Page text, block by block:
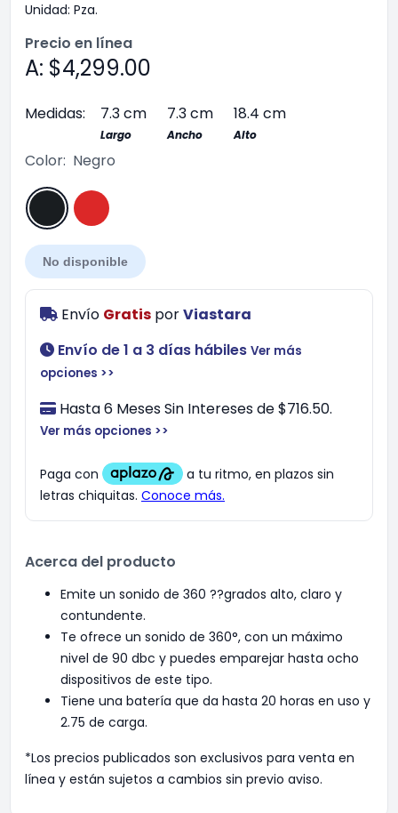
Unidad: Pza.
Precio en línea
A: $4,299.00
Medidas: 7.3 cm 7.3 cm 18.4 cm
Largo Ancho Alto
Color: Negro
No disponible
Envío Gratis porViastara
Envío de 1 a 3 días hábiles Ver más
opciones >>
Hasta 6 Meses Sin Intereses de $716.50.
Ver más opciones >>
Acerca del producto
Emite un sonido de 360 ??grados alto, claro y
contundente.
Te ofrece un sonido de 360°, con un máximo
nivel de 90 dbc y puedes emparejar hasta ocho
dispositivos de este tipo.
Tiene una batería que da hasta 20 horas en uso y
2.75 de carga.
*Los precios publicados son exclusivos para venta en
línea y están sujetos a cambios sin previo aviso.